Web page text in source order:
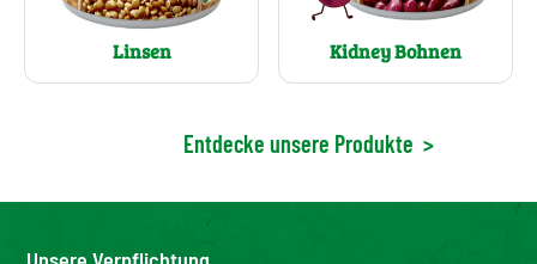
Linsen Kidney Bohnen
Entdecke unsere Produkte >